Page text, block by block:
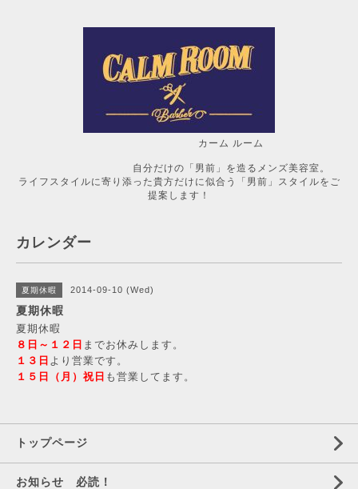
カーム ルーム
自分だけの「男前」を造るメンズ美容室。
ライフスタイルに寄り添った貴方だけに似合う「男前」スタイルをご
提案します！
カレンダー
夏期休暇 2014-09-10 (Wed)
夏期休暇
夏期休暇
８日～１２日 までお休みします。
１３日 より営業です。
１５日（月）祝日 も営業してます。
トップページ
お知らせ 必読！